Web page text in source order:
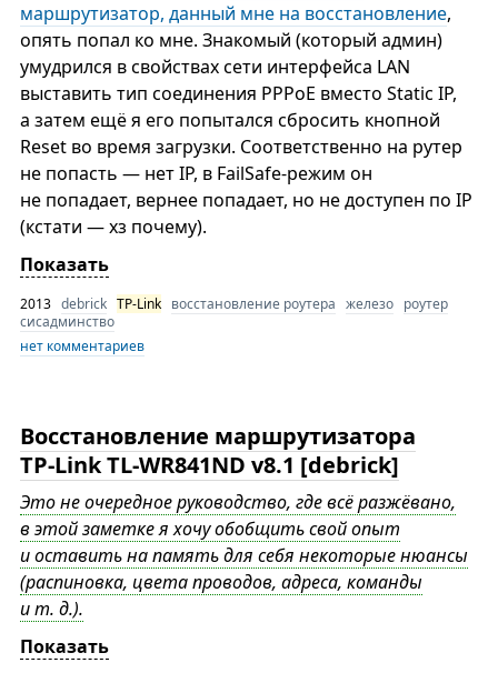
маршрутизатор, данный мне на восстановление,
опять попал ко мне. Знакомый (который админ)
умудрился в свойствах сети интерфейса LAN
выставить тип соединения PPPoE вместо Static IP,
а затем ещё я его попытался сбросить кнопной
Reset во время загрузки. Соответственно на рутер
не попасть — нет IP, в FailSafe-режим он
не попадает, вернее попадает, но не доступен по IP
(кстати — хз почему).
Показать
2013 debrick TP-Link восстановление роутера железо роутер
сисадминство
нет комментариев
Восстановление маршрутизатора
TP-Link TL-WR841ND v8.1 [debrick]
Это не очередное руководство, где всё разжёвано,
в этой заметке я хочу обобщить свой опыт
и оставить на память для себя некоторые нюансы
(распиновка, цвета проводов, адреса, команды
и т. д.).
Показать